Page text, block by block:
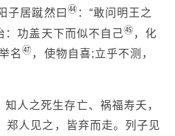
子居蹴然曰 ㊹ ：“敢问明王之
：功盖天下而似不自己㊺ ，化
名㊼ ，使物自喜;立乎不测，
知人之死生存亡、祸福寿夭，
郑人见之，皆弃而走。列子见